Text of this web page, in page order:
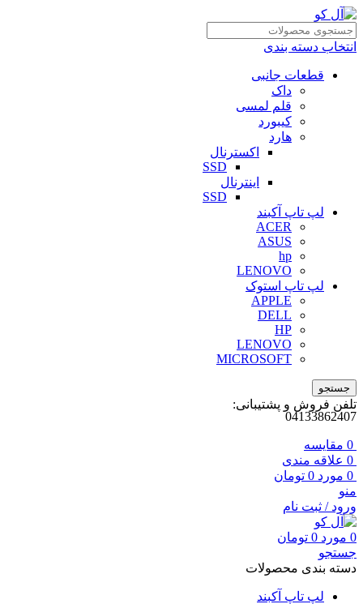
انتخاب دسته بندی
قطعات جانبی
داک
قلم لمسی
کیبورد
هارد
اکسترنال
SSD
اینترنال
SSD
لپ تاپ آکبند
ACER
ASUS
hp
LENOVO
لپ تاپ استوک
APPLE
DELL
HP
LENOVO
MICROSOFT
جستجو
تلفن فروش و پشتیبانی:
04133862407
0 مقايسه
0 علاقه مندی
0 مورد 0 تومان
منو
ورود / ثبت نام
0 مورد 0 تومان
جستجو
دسته بندی محصولات
لپ تاپ آکبند